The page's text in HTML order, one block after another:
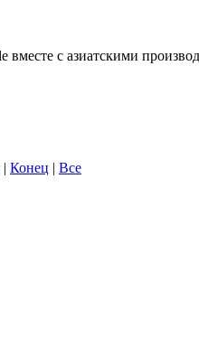
с азиатскими
| Конец | Все